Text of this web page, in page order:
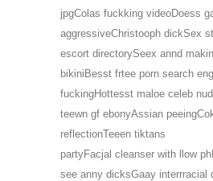
jpgColas fuckking videoDoess
aggressiveChristooph dickSex
escort directorySeex annd
bikiniBesst frtee porn search
fuckingHottesst maloe celeb
teewn gf ebonyAssian
reflectionTeeen tiktans
partyFacjal cleanser with llow
see anny dicksGaay interrracial